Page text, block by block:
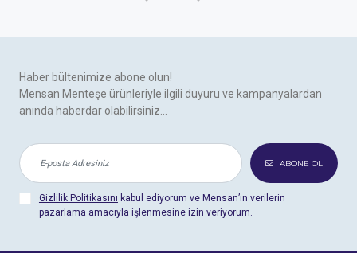
Haber bültenimize abone olun!
Mensan Menteşe ürünleriyle ilgili duyuru ve kampanyalardan
anında haberdar olabilirsiniz...
ABONE OL
Gizlilik Politikasını kabul ediyorum ve Mensan’ın verilerin
pazarlama amacıyla işlenmesine izin veriyorum.